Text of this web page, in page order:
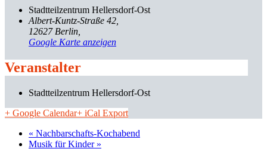
Stadtteilzentrum Hellersdorf-Ost
Albert-Kuntz-Straße 42
12627 Berlin,
Google Karte anzeigen
Veranstalter
Stadtteilzentrum Hellersdorf-Ost
+ Google Calendar+ iCal Export
« Nachbarschafts-Kochabend
Musik für Kinder »